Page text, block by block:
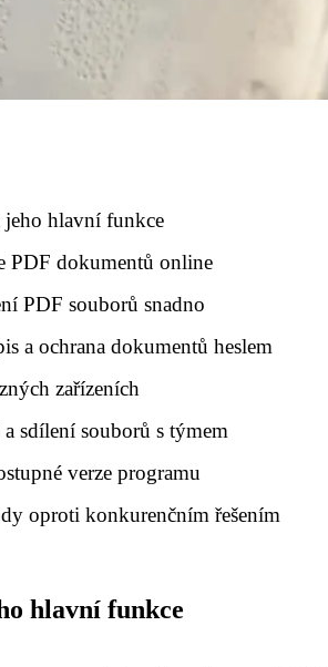
jeho hlavní funkce
PDF dokumentů online
PDF souborů snadno
a ochrana dokumentů heslem
zařízeních
sdílení souborů s týmem
verze programu
oproti konkurenčním řešením
hlavní funkce